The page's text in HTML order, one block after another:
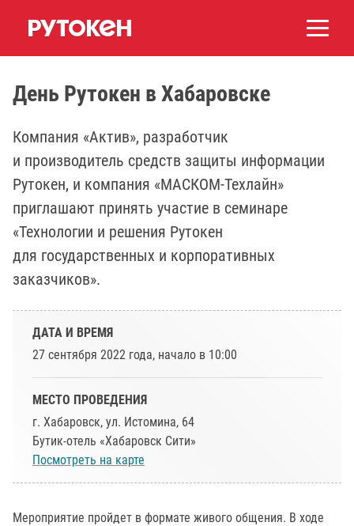
День Рутокен в Хабаровске
Компания «Актив», разработчик
и производитель средств защиты информации
Рутокен, и компания «МАСКОМ-Техлайн»
приглашают принять участие в семинаре
«Технологии и решения Рутокен
для государственных и корпоративных
заказчиков».
ДАТА И ВРЕМЯ
27 сентября 2022 года, начало в 10:00
МЕСТО ПРОВЕДЕНИЯ
г. Хабаровск, ул. Истомина, 64
Бутик-отель «Хабаровск Сити»
Посмотреть на карте
Мероприятие пройдет в формате живого общения. В ходе